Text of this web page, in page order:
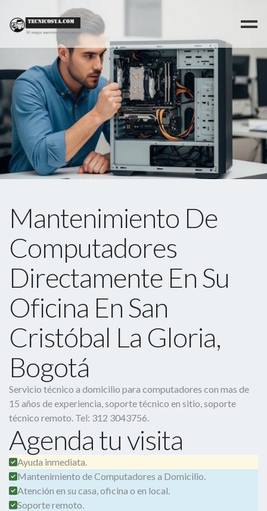
Mantenimiento De
Computadores
Directamente En Su
Oficina En San
Cristóbal La Gloria,
Bogotá
Servicio técnico a domicilio para computadores con mas de
15 años de experiencia, soporte técnico en sitio, soporte
técnico remoto. Tel: 312 3043756.
Agenda tu visita
Ayuda inmediata.
Mantenimiento de Computadores a Domicilio.
Atención en su casa, oficina o en local.
Soporte remoto.